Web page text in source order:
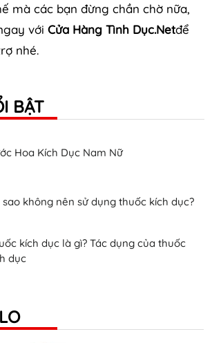
mà các bạn đừng chần chờ nữa,
với Cửa Hàng Tình Dục.Netđể
nhé.
BẬT
Hoa Kích Dục Nam Nữ
sao không nên sử dụng thuốc kích dục?
kích dục là gì? Tác dụng của thuốc
dục